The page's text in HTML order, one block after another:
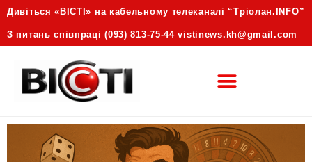
Дивіться «ВІСТІ» на кабельному телеканалі “Трiолан.INFO”
З питань співпраці (093) 813-75-44 vistinews.kh@gmail.com